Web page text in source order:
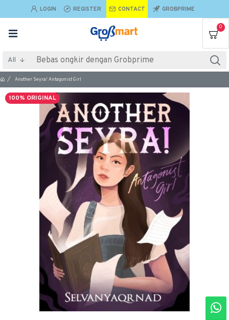
LOGIN REGISTER CONTACT GROBPRIME
0
All
Another Seyra! Antagonist Girl
100% ORIGINAL